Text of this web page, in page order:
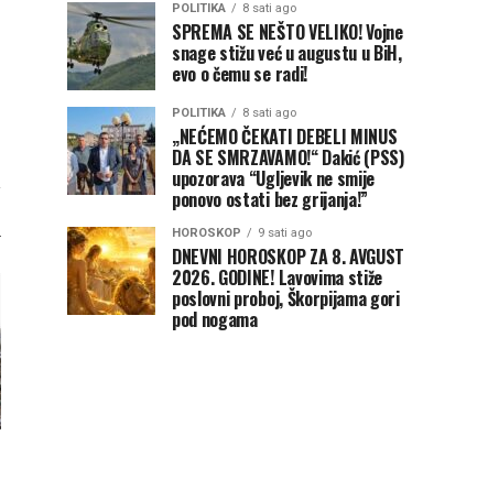
POLITIKA 8 sati ago
SPREMA SE NEŠTO VELIKO! Vojne
snage stižu već u augustu u BiH,
evo o čemu se radi!
POLITIKA 8 sati ago
„NEĆEMO ČEKATI DEBELI MINUS
DA SE SMRZAVAMO!“ Dakić (PSS)
upozorava “Ugljevik ne smije
ponovo ostati bez grijanja!”
HOROSKOP 9 sati ago
DNEVNI HOROSKOP ZA 8. AVGUST
2026. GODINE! Lavovima stiže
poslovni proboj, Škorpijama gori
pod nogama